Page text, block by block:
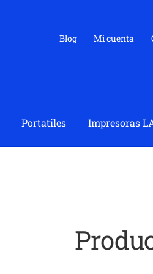
Blog Mi cuenta
Portatiles Impresoras